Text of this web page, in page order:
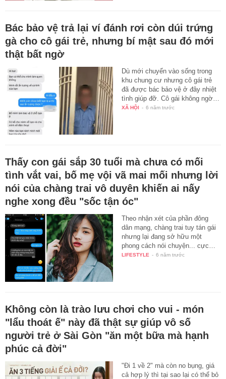
Bác bảo vệ trả lại ví đánh rơi còn dúi trứng
gà cho cô gái trẻ, nhưng bí mật sau đó mới
thật bất ngờ
Dù mới chuyển vào sống trong
khu chung cư nhưng cô gái trẻ
đã được bác bảo vệ ở đây nhiệt
tình giúp đỡ. Cô gái không ngờ…
XÃ HỘI - 6 năm trước
Thấy con gái sắp 30 tuổi mà chưa có mối
tình vắt vai, bố mẹ vội vã mai mối nhưng lời
nói của chàng trai vô duyên khiến ai nấy
nghe xong đều "sốc tận óc"
Theo nhận xét của phần đông
dân mạng, chàng trai tuy tán gái
nhưng lại đang sở hữu một
phong cách nói chuyện... cực…
LIFESTYLE - 6 năm trước
Không còn là trào lưu chơi cho vui - món
"lẩu thoát ế" này đã thật sự giúp vô số
người trẻ ở Sài Gòn "ăn một bữa mà hạnh
phúc cả đời"
"Đi 1 về 2" mà còn no bụng, giá
cả hợp lý thì tại sao lại có thể bỏ